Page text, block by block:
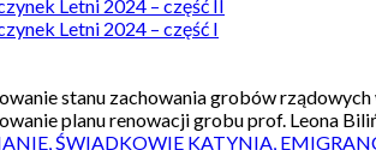
Letni 2024 – część II
Letni 2024 – część I
stanu zachowania grobów
planu renowacji grobu prof. Leona
ŚWIADKOWIE KATYNIA,